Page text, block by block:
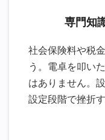
専門知
社会保険料や税
う。電卓を叩い
はありません。
設定段階で挫折